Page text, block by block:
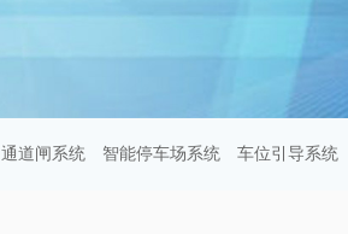
通道闸系统 智能停车场系统 车位引导系统